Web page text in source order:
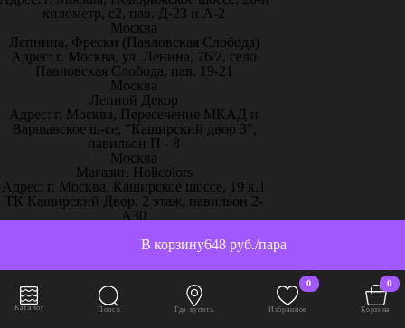
648 руб./пара
В корзину
километр, с2, пав. Д-23 и А-2
Москва
Лепнина, Фрески (Павловская Слобода)
Адрес: г. Москва, ул. Ленина, 76/2, село
Павловская Слобода, пав. 19-21
Москва
Лепной Декор
Адрес: г. Москва, Пересечение МКАД и
Варшавское ш-се, "Каширский двор 3",
павильон П - 8
Москва
Магазин Holicolors
Адрес: г. Москва, Каширское шоссе, 19 к.1
ТК Каширский Двор, 2 этаж, павильон 2-
А30
Магазин Sherwinstore
24, павильон 3, блок 10с, место 130
Москва
ООО Паркет-Авeню
г. Москва, Ленинградское ш, дом 25.
Каталог Поиск Где купить
0
Избранное
0
Корзина